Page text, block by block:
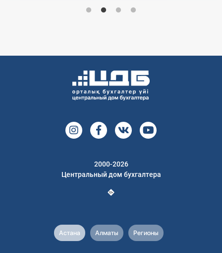
2000-2026
Центральный дом бухгалтера
Астана Алматы Регионы